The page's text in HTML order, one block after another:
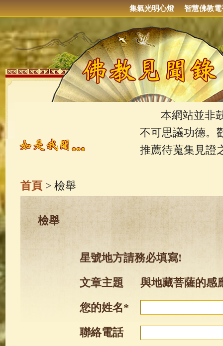
集氣光明心燈 智慧佛教電
本網站並非鼓
不可思議功德。
推薦待蒐集見證
首頁> 檢舉
檢舉
星號地方請務必填寫!
文章主題
與地藏菩薩的感
您的姓名*
聯絡電話